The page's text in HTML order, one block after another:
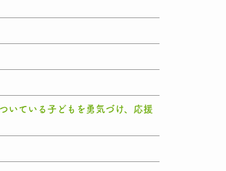
いている子どもを勇気づけ、応援